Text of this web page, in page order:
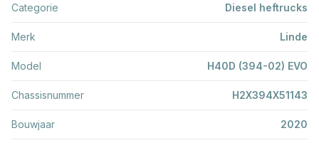
Categorie Diesel heftrucks
Merk Linde
Model H40D (394-02) EVO
Chassisnummer H2X394X51143
Bouwjaar 2020